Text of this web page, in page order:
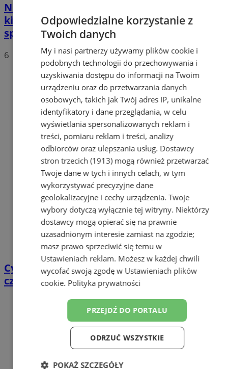
Nietypowa akcja w Zabrzu. Turecki
kierowca ciężarówki nie mógł wydostać się
spod wiaduktów
6
Cyfrowy przegląd przedtrasowy: co mówią
czujniki TPMS i diagnostyka pokładowa?
Odpowiedzialne korzystanie z
Twoich danych
My i nasi partnerzy używamy plików cookie i
podobnych technologii do przechowywania i
uzyskiwania dostępu do informacji na Twoim
urządzeniu oraz do przetwarzania danych
osobowych, takich jak Twój adres IP, unikalne
identyfikatory i dane przeglądania, w celu
wyświetlania spersonalizowanych reklam i
treści, pomiaru reklam i treści, analizy
odbiorców oraz ulepszania usług. Dostawcy
stron trzecich (1913)mogą również przetwarzać
Twoje dane w tych i innych celach, w tym
wykorzystywać precyzyjne dane
geolokalizacyjne i cechy urządzenia. Twoje
wybory dotyczą wyłącznie tej witryny. Niektórzy
dostawcy mogą opierać się na prawnie
uzasadnionym interesie zamiast na zgodzie;
masz prawo sprzeciwić się temu w
Ustawieniach reklam. Możesz w każdej chwili
wycofać swoją zgodę w Ustawieniach plików
cookie. Polityka prywatności
PRZEJDŹ DO PORTALU
ODRZUĆ WSZYSTKIE
POKAŻ SZCZEGÓŁY